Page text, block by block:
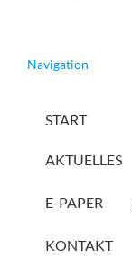
Navigation
START
AKTUELLES
E-PAPER
KONTAKT